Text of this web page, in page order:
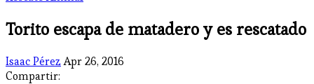
Torito escapa de matadero y es rescatado
Isaac PérezApr 26, 2016
Compartir: